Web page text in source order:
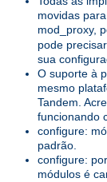
movidas
mod_proxy,
pode
sua
O suporte à
mesmo
Tandem.
funcionando
configure:
padrão.
configure:
módulos é